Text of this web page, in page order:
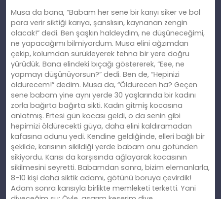
Musa da bana, “Babam her sene bir karıyı siker ve bol
para verir siktiği karıya, şanslısın, kaynanan zengin
olacak!” dedi. Ben şaşkın haldeydim, ne düşüneceğimi,
ne yapacağımı bilmiyordum. Musa elini ağzımdan
çekip, kolumdan sürükleyerek tehna bir yere doğru
yürüdük. Bana elindeki bıçağı göstererek, “Eee, ne
yapmayı düşünüyorsun?” dedi. Ben de, “Hepinizi
öldürecem!” dedim. Musa da, “Öldürecen ha? Geçen
sene babam yine aynı yerde 30 yaşlarında bir kadını
zorla bağırta bağırta sikti. Kadın gitmiş kocasına
anlatmış. Ertesi gün kocası geldi, o da senin gibi
hepimizi öldürecekti güya, daha elini kaldıramadan
kafasına odunu yedi. Kendine geldiğinde, elleri bağlı bir
şekilde, karısının sikildiği yerde babam onu götünden
sikiyordu. Karısı da karşısında ağlayarak kocasının
sikilmesini seyretti. Babamdan sonra, bizim elemanlarla,
8-10 kişi daha siktik adamı, götünü boruya çevirdik!
Adam sonra karısıyla birlikte memleketi terketti. Yani